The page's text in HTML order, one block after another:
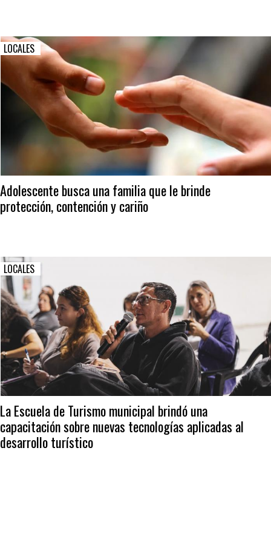
LOCALES
Adolescente busca una familia que le brinde
protección, contención y cariño
LOCALES
La Escuela de Turismo municipal brindó una
capacitación sobre nuevas tecnologías aplicadas al
desarrollo turístico